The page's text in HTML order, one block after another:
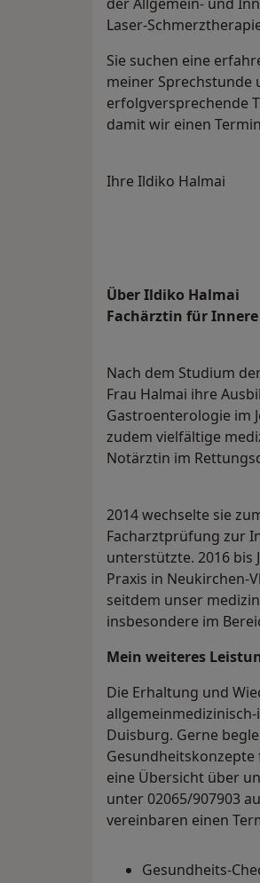
der Allgemein- und
Laser-
Sie suchen eine
meiner Sprechstunde
erfolgversprechende
damit wir einen
Ihre Ildiko Halmai
Über Ildiko Halmai
Fachärztin für
Nach dem Studium
Frau Halmai ihre
Gastroenterologie im
zudem vielfältige
Notärztin im
2014 wechselte sie
Facharztprüfung zur
unterstützte. 2016 bis
Praxis in Neukirchen-
seitdem unser
insbesondere im
Mein weiteres
Die Erhaltung und
Duisburg. Gerne
Gesundheitskonzepte
eine Übersicht über
unter 02065/907903
vereinbaren einen
Gesundheits-